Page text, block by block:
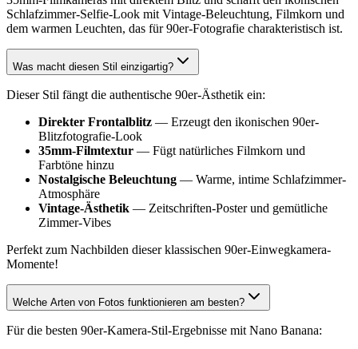
Schlafzimmer-Selfie-Look mit Vintage-Beleuchtung, Filmkorn und
dem warmen Leuchten, das für 90er-Fotografie charakteristisch ist.
Was macht diesen Stil einzigartig?
Dieser Stil fängt die authentische 90er-Ästhetik ein:
Direkter Frontalblitz — Erzeugt den ikonischen 90er-
Blitzfotografie-Look
35mm-Filmtextur — Fügt natürliches Filmkorn und
Farbtöne hinzu
Nostalgische Beleuchtung — Warme, intime Schlafzimmer-
Atmosphäre
Vintage-Ästhetik — Zeitschriften-Poster und gemütliche
Zimmer-Vibes
Perfekt zum Nachbilden dieser klassischen 90er-Einwegkamera-
Momente!
Welche Arten von Fotos funktionieren am besten?
Für die besten 90er-Kamera-Stil-Ergebnisse mit Nano Banana: